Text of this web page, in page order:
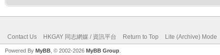
Contact Us HKGAY 同志網媒 / 資訊平台 Return to Top Lite (Archive) Mode
Powered By MyBB , © 2002-2026 MyBB Group